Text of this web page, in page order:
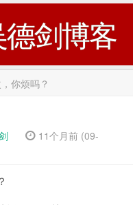
剑博客
你烦吗？
11个月前 (09-